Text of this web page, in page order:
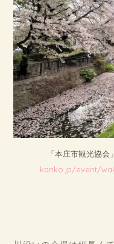
「本庄市観光協
kanko.jp/event/